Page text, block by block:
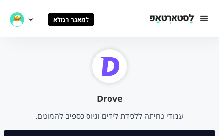
למאגר המלא
Drove
עמודי נחיתה ללכידת לידים וגיוס כספים להמונים.